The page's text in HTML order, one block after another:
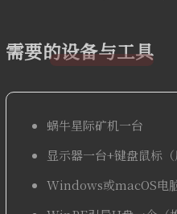
需要的设备与工具
蜗牛星际矿机一台
显示器一台+键盘鼠标
Windows或macOS电